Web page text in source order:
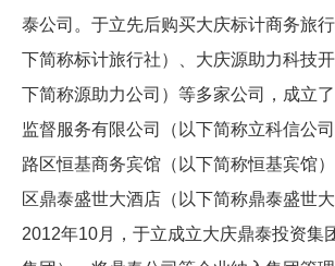
泰公司。于立先后购买大庆标计商务旅
下简称标计旅行社）、大庆源助力科技
下简称源助力公司）等多家公司，成立
监督服务有限公司（以下简称立科信公
路区恒基商务宾馆（以下简称恒基宾馆
区鼎泰盛世大酒店（以下简称鼎泰盛世大
2012年10月，于立成立大庆鼎泰投资集